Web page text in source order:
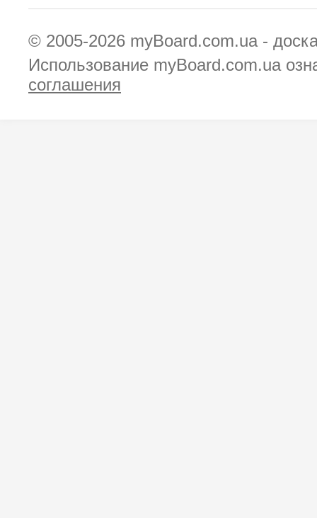
© 2005-2026 myBoard.com.ua -
Использование myBoard.com.ua
соглашения